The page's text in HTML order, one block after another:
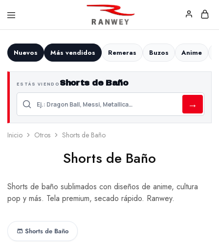
|
Tu
Estilo,
Tu
Diseño
Estilo,
Tu
Diseño
—
Remeras,
Buzos
y
Calzas
Nuevos Más vendidos Remeras Buzos Anime
ESTÁS VIENDO Shorts de Baño
→
Inicio Otros Shorts de Baño
Shorts de Baño
Shorts de baño sublimados con diseños de anime, cultura
pop y más. Tela premium, secado rápido. Ranwey.
🩳 Shorts de Baño